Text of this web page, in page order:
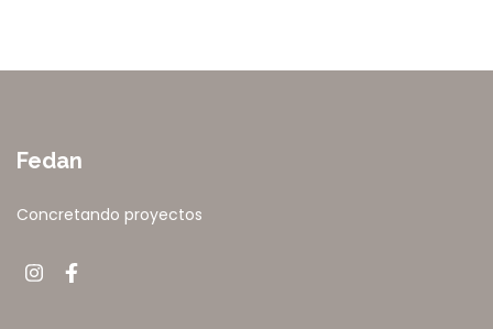
Fedan
Concretando proyectos